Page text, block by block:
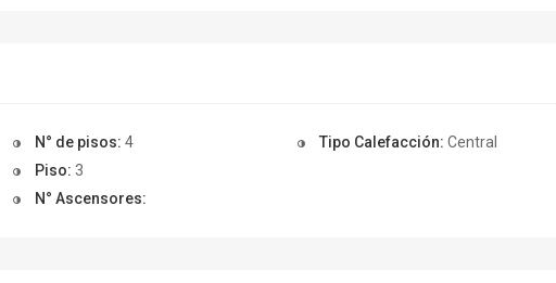
N° de pisos: 4
Piso: 3
N° Ascensores:
Tipo Calefacción: Central